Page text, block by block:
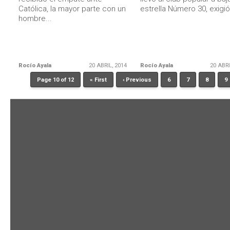
Católica, la mayor parte con un
hombre...
Rocío Ayala 20 ABRIL, 2014
estrella Número 30,
Rocío Ayala 20
Page 10 of 12 « First ‹ Previous 6 7 8 9